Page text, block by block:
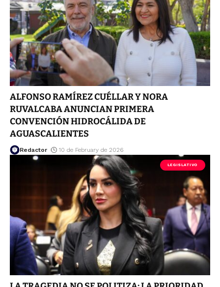
ALFONSO RAMÍREZ CUÉLLAR Y NORA
RUVALCABA ANUNCIAN PRIMERA
CONVENCIÓN HIDROCÁLIDA DE
AGUASCALIENTES
Redactor 10 de February de 2026
LEGISLATIVO